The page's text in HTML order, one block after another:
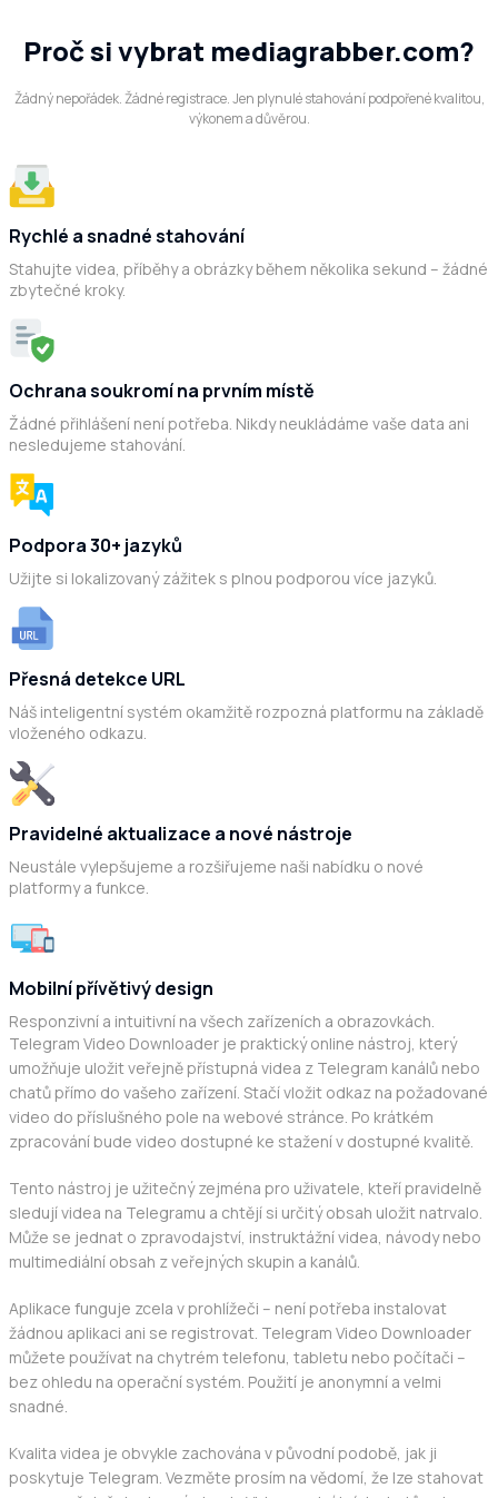
Proč si vybrat mediagrabber.com?
Žádný nepořádek. Žádné registrace. Jen plynulé stahování podpořené kvalitou,
výkonem a důvěrou.
Rychlé a snadné stahování
Stahujte videa, příběhy a obrázky během několika sekund – žádné
zbytečné kroky.
Ochrana soukromí na prvním místě
Žádné přihlášení není potřeba. Nikdy neukládáme vaše data ani
nesledujeme stahování.
Podpora 30+ jazyků
Užijte si lokalizovaný zážitek s plnou podporou více jazyků.
Přesná detekce URL
Náš inteligentní systém okamžitě rozpozná platformu na základě
vloženého odkazu.
Pravidelné aktualizace a nové nástroje
Neustále vylepšujeme a rozšiřujeme naši nabídku o nové
platformy a funkce.
Mobilní přívětivý design
Responzivní a intuitivní na všech zařízeních a obrazovkách.
Telegram Video Downloader je praktický online nástroj, který
umožňuje uložit veřejně přístupná videa z Telegram kanálů nebo
chatů přímo do vašeho zařízení. Stačí vložit odkaz na požadované
video do příslušného pole na webové stránce. Po krátkém
zpracování bude video dostupné ke stažení v dostupné kvalitě.
Tento nástroj je užitečný zejména pro uživatele, kteří pravidelně
sledují videa na Telegramu a chtějí si určitý obsah uložit natrvalo.
Může se jednat o zpravodajství, instruktážní videa, návody nebo
multimediální obsah z veřejných skupin a kanálů.
Aplikace funguje zcela v prohlížeči – není potřeba instalovat
žádnou aplikaci ani se registrovat. Telegram Video Downloader
můžete používat na chytrém telefonu, tabletu nebo počítači –
bez ohledu na operační systém. Použití je anonymní a velmi
snadné.
Kvalita videa je obvykle zachována v původní podobě, jak ji
poskytuje Telegram. Vezměte prosím na vědomí, že lze stahovat